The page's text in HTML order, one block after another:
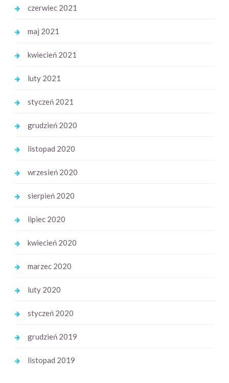
czerwiec 2021
maj 2021
kwiecień 2021
luty 2021
styczeń 2021
grudzień 2020
listopad 2020
wrzesień 2020
sierpień 2020
lipiec 2020
kwiecień 2020
marzec 2020
luty 2020
styczeń 2020
grudzień 2019
listopad 2019